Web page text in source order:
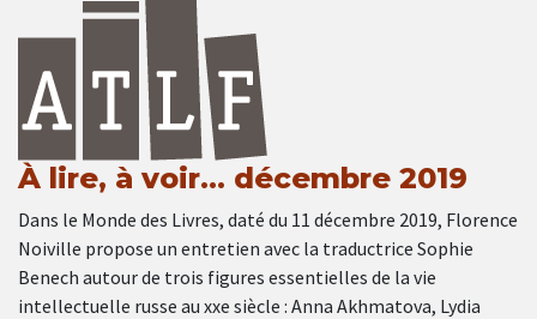
À lire, à voir… décembre 2019
Dans le Monde des Livres, daté du 11 décembre 2019, Florence
Noiville propose un entretien avec la traductrice Sophie
Benech autour de trois figures essentielles de la vie
intellectuelle russe au xxe siècle : Anna Akhmatova, Lydia